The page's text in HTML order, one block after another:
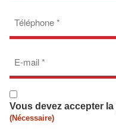
mail (Nécessaire)
RGPD
Vous devez accepter la
(Nécessaire)